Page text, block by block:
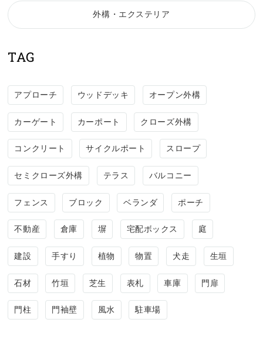
外構・エクステリア
TAG
アプローチ ウッドデッキ オープン外構
カーゲート カーポート クローズ外構
コンクリート サイクルポート スロープ
セミクローズ外構 テラス バルコニー
フェンス ブロック ベランダ ポーチ
不動産 倉庫 塀 宅配ボックス 庭
建設 手すり 植物 物置 犬走 生垣
石材 竹垣 芝生 表札 車庫 門扉
門柱 門袖壁 風水 駐車場